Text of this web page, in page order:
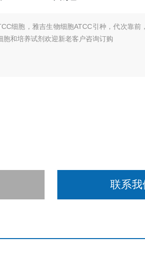
细胞，雅吉生物细胞ATCC引种，代次靠前
和培养试剂欢迎新老客户咨询订购
联系我